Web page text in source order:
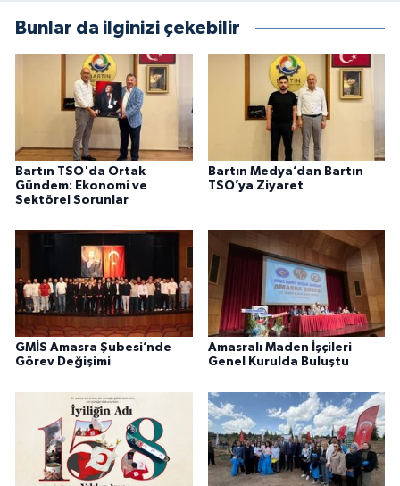
Bunlar da ilginizi çekebilir
Bartın TSO'da Ortak
Gündem: Ekonomi ve
Sektörel Sorunlar
Bartın Medya’dan Bartın
TSO’ya Ziyaret
GMİS Amasra Şubesi’nde
Görev Değişimi
Amasralı Maden İşçileri
Genel Kurulda Buluştu